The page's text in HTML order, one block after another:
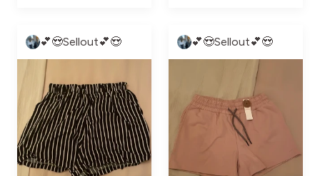
💕😍Sellout💕😍 💕😍Sellout💕😍